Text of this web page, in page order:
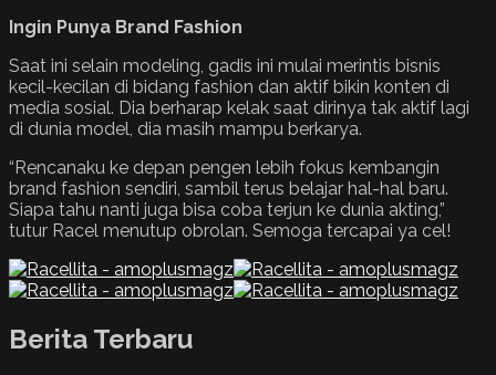
Ingin Punya Brand Fashion
Saat ini selain modeling, gadis ini mulai merintis bisnis
kecil-kecilan di bidang fashion dan aktif bikin konten di
media sosial. Dia berharap kelak saat dirinya tak aktif lagi
di dunia model, dia masih mampu berkarya.
“Rencanaku ke depan pengen lebih fokus kembangin
brand fashion sendiri, sambil terus belajar hal-hal baru.
Siapa tahu nanti juga bisa coba terjun ke dunia akting,”
tutur Racel menutup obrolan. Semoga tercapai ya cel!
Berita Terbaru